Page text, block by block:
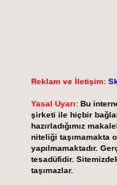
Reklam ve İletişim:
Yasal Uyarı: Bu
şirketi ile hiçbir
hazırladığımız
niteliği taşımamakta
yapılmamaktadır.
tesadüfidir.
taşımazlar.